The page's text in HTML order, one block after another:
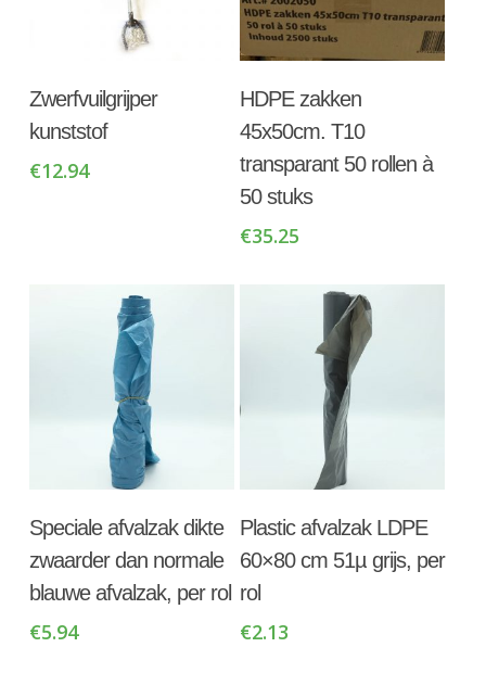
Winkelwagen
Zwerfvuilgrijper
kunststof
€12.94
Winkelwagen
HDPE zakken
45x50cm. T10
transparant 50 rollen à
50 stuks
€35.25
Winkelwagen
Speciale afvalzak dikte
zwaarder dan normale
blauwe afvalzak, per rol
€5.94
Winkelwagen
Plastic afvalzak LDPE
60×80 cm 51µ grijs, per
rol
€2.13